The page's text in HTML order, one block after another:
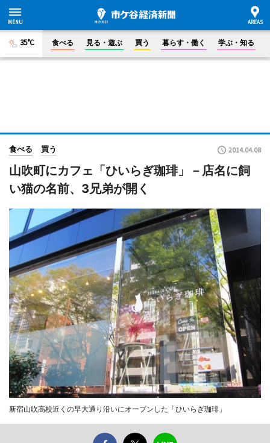
35°C 食べる 見る・遊ぶ 買う 暮らす・働く 学ぶ・知る
食べる 買う 2014.04.08
山吹町にカフェ「ひいらぎ珈琲」－店名に飼
い猫の名前、3兄弟が開く
新宿山吹高校近くの早大通り沿いにオープンした「ひいらぎ珈琲」